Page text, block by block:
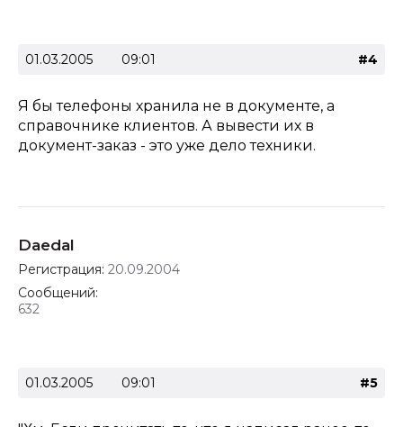
01.03.2005 09:01 #4
Я бы телефоны хранила не в документе, а
справочнике клиентов. А вывести их в
документ-заказ - это уже дело техники.
Daedal
Регистрация: 20.09.2004
Сообщений:
632
01.03.2005 09:01 #5